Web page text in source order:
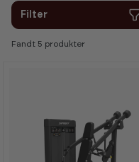
Filter
Fandt 5 produkter